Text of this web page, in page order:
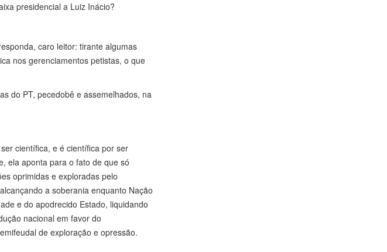
presidencial a Luiz Inácio?
caro leitor: tirante algumas
nos gerenciamentos petistas, o que
do PT, pecedobê e assemelhados, na
científica, e é científica por ser
ela aponta para o fato de que só
oprimidas e exploradas pelo
a soberania enquanto Nação
e do apodrecido Estado, liquidando
nacional em favor do
de exploração e opressão.